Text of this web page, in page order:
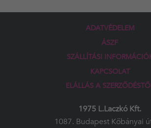
ADATVÉDELEM
ÁSZF
SZÁLLÍTÁSI
KAPCSOLAT
ELÁLLÁS A
1975 L.Laczkó Kft.
1087. Budapest Kőbányai